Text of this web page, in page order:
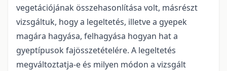
vegetációjának összehasonlítása volt, másrészt
vizsgáltuk, hogy a legeltetés, illetve a gyepek
magára hagyása, felhagyása hogyan hat a
gyeptípusok fajösszetételére. A legeltetés
megváltoztatja-e és milyen módon a vizsgált